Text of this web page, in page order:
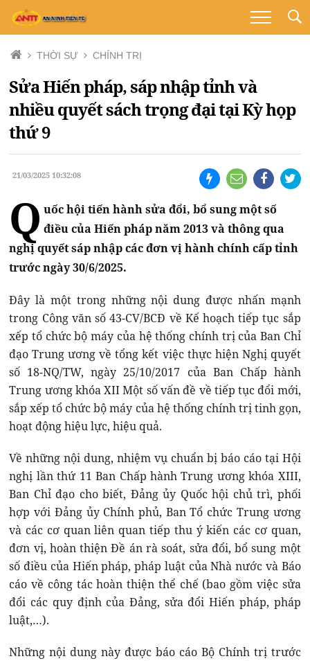
THỜI SỰ CHÍNH TRỊ
Sửa Hiến pháp, sáp nhập tỉnh và
nhiều quyết sách trọng đại tại Kỳ họp
thứ 9
21/03/2025 10:32:08
Q uốc hội tiến hành sửa đổi, bổ sung một số
điều của Hiến pháp năm 2013 và thông qua
nghị quyết sáp nhập các đơn vị hành chính cấp tỉnh
trước ngày 30/6/2025.
Đây là một trong những nội dung được nhấn mạnh
trong Công văn số 43-CV/BCĐ về Kế hoạch tiếp tục sắp
xếp tổ chức bộ máy của hệ thống chính trị của Ban Chỉ
đạo Trung ương về tổng kết việc thực hiện Nghị quyết
số 18-NQ/TW, ngày 25/10/2017 của Ban Chấp hành
Trung ương khóa XII Một số vấn đề về tiếp tục đổi mới,
sắp xếp tổ chức bộ máy của hệ thống chính trị tinh gọn,
hoạt động hiệu lực, hiệu quả.
Về những nội dung, nhiệm vụ chuẩn bị báo cáo tại Hội
nghị lần thứ 11 Ban Chấp hành Trung ương khóa XIII,
Ban Chỉ đạo cho biết, Đảng ủy Quốc hội chủ trì, phối
hợp với Đảng ủy Chính phủ, Ban Tổ chức Trung ương
và các cơ quan liên quan tiếp thu ý kiến các cơ quan,
đơn vị, hoàn thiện Đề án rà soát, sửa đổi, bổ sung một
số điều của Hiến pháp, pháp luật của Nhà nước và Báo
cáo về công tác hoàn thiện thể chế (bao gồm việc sửa
đổi các quy định của Đảng, sửa đổi Hiến pháp, pháp
luật,…).
Những nội dung này được báo cáo Bộ Chính trị trước